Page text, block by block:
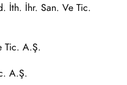
İth. İhr. San. Ve Tic.
Tic. A.Ş.
A.Ş.